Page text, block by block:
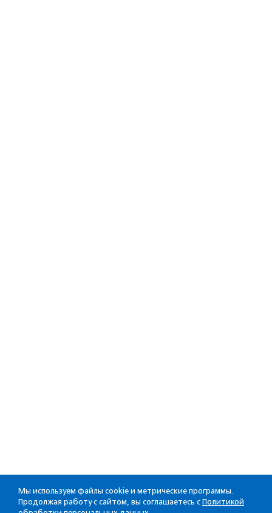
Мы используем файлы cookie и метрические программы.
Продолжая работу с сайтом, вы соглашаетесь с Политикой